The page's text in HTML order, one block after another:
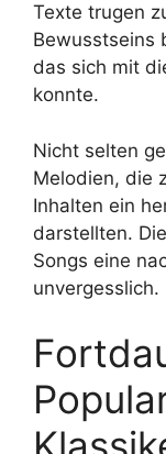
Texte trugen
Bewusstseins
das sich mit
konnte.
Nicht selten
Melodien, die
Inhalten ein
darstellten.
Songs eine
unvergesslich.